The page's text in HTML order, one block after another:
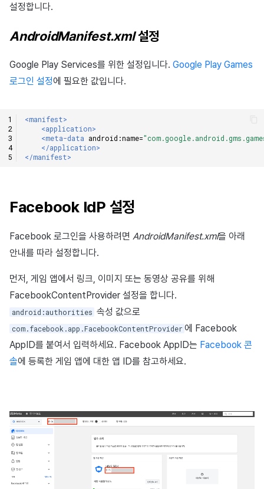
설정합니다.
AndroidManifest.xml설정
Google Play Services를 위한 설정입니다. Google Play Games
로그인 설정에 필요한 값입니다.
<manifest>
<application>
<meta-data android:name=
</application>
</manifest>
Facebook IdP 설정
Facebook 로그인을 사용하려면 AndroidManifest.xml을 아래
안내를 따라 설정합니다.
먼저, 게임 앱에서 링크, 이미지 또는 동영상 공유를 위해
FacebookContentProvider 설정을 합니다.
android:authorities 속성 값으로
com.facebook.app.FacebookContentProvider 에 Facebook
AppID를 붙여서 입력하세요. Facebook AppID는 Facebook 콘
솔에 등록한 게임 앱에 대한 앱 ID를 참고하세요.